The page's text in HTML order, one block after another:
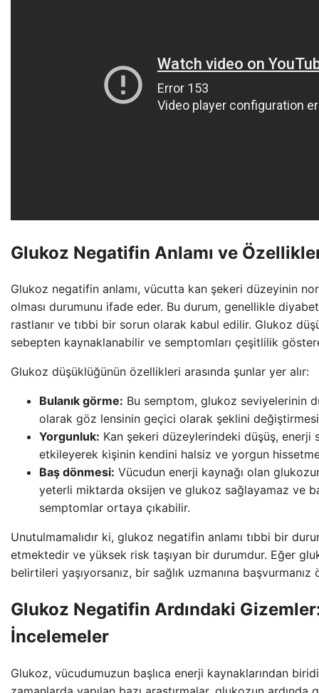
Glukoz Negatifin Anlamı ve
Glukoz negatifin anlamı, vücutta kan şekeri düzeyinin
olması durumunu ifade eder. Bu durum, genellikle
rastlanır ve tıbbi bir sorun olarak kabul edilir. Glukoz
sebepten kaynaklanabilir ve semptomları çeşitlilik
Glukoz düşüklüğünün özellikleri arasında şunlar yer alır:
Bulanık görme: Bu semptom, glukoz seviyelerinin
olarak göz lensinin geçici olarak şeklini
Yorgunluk: Kan şekeri düzeylerindeki düşüş, enerji
etkileyerek kişinin kendini halsiz ve yorgun
Baş dönmesi: Vücudun enerji kaynağı olan
yeterli miktarda oksijen ve glukoz sağlayamaz ve
semptomlar ortaya çıkabilir.
Unutulmamalıdır ki, glukoz negatifin anlamı tıbbi bir
etmektedir ve yüksek risk taşıyan bir durumdur. Eğer
belirtileri yaşıyorsanız, bir sağlık uzmanına başvurmanız
Glukoz Negatifin Ardındaki
İncelemeler
Glukoz, vücudumuzun başlıca enerji kaynaklarından